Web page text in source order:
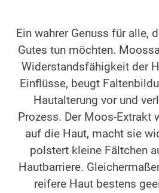
Ein wahrer Genuss für alle,
Gutes tun möchten.
Widerstandsfähigkeit der
Einflüsse, beugt
Hautalterung vor und
Prozess. Der Moos-Extrakt
auf die Haut, macht sie
polstert kleine Fältchen
Hautbarriere.
reifere Haut bestens